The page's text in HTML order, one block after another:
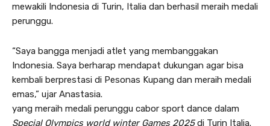
mewakili Indonesia di Turin, Italia dan berhasil meraih medali
perunggu.
“Saya bangga menjadi atlet yang membanggakan
Indonesia. Saya berharap mendapat dukungan agar bisa
kembali berprestasi di Pesonas Kupang dan meraih medali
emas,” ujar Anastasia.
yang meraih medali perunggu cabor sport dance dalam
Special Olympics world winter Games 2025di Turin Italia.